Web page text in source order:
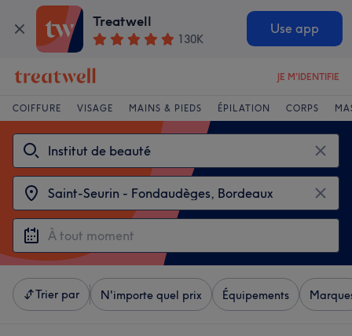
Treatwell
130K
Use app
JE M'IDENTIFIE
COIFFURE VISAGE MAINS & PIEDS ÉPILATION CORPS
Trier par N'importe quel prix Équipements